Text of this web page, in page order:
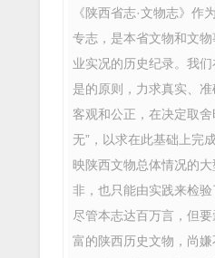
《陕西省志·文物志》作
专志，是本省文物和文物
业实况的历史纪录。我
是的原则，力求真实、准
客观和公正，在决定取
无”，以求在此基础上完
映陕西文物总体情况的
非，也只能由实践来检验
尽管本志达百万言，但
富的陕西历史文物，尚嫌